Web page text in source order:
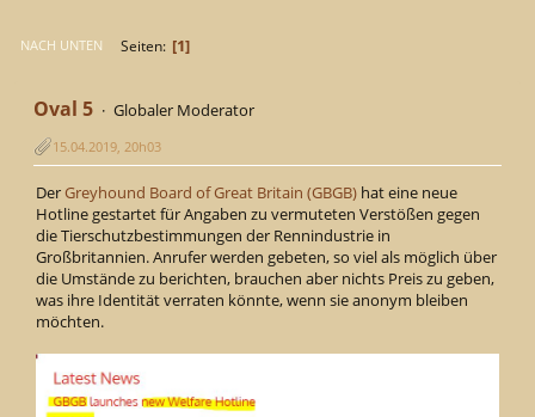
NACH UNTEN Seiten 1
Oval 5 Globaler Moderator
15.04.2019, 20h03
DerGreyhound Board of Great Britain (GBGB) hat eine neue
Hotline gestartet für Angaben zu vermuteten Verstößen gegen
die Tierschutzbestimmungen der Rennindustrie in
Großbritannien. Anrufer werden gebeten, so viel als möglich über
die Umstände zu berichten, brauchen aber nichts Preis zu geben,
was ihre Identität verraten könnte, wenn sie anonym bleiben
möchten.